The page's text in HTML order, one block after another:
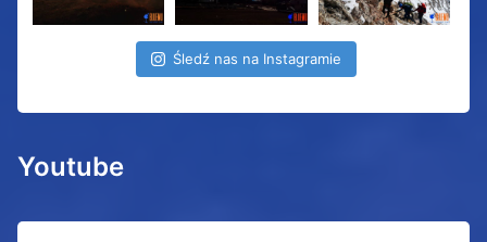
Śledź nas na Instagramie
Youtube